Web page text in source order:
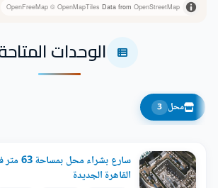
OpenFreeMap © OpenMapTiles Data from OpenStreetMap
الوحدات
محل 3
سارع
القاهرة الجديدة